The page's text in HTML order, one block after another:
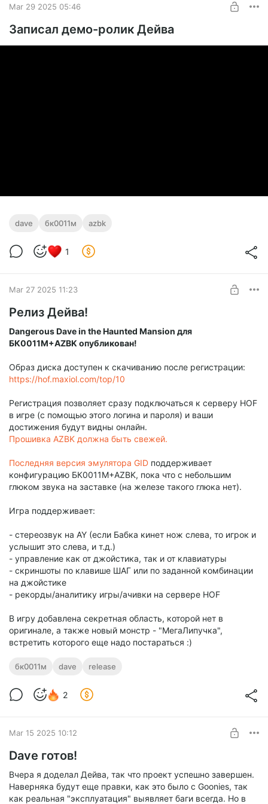
Mar 29 2025 05:46
Записал демо-ролик Дейва
dave бк0011м azbk
1
Mar 27 2025 11:23
Релиз Дейва!
Dangerous Dave in the Haunted Mansion для
БК0011М+AZBK опубликован!
Образ диска доступен к скачиванию после регистрации:
https://hof.maxiol.com/top/10
Регистрация позволяет сразу подключаться к серверу HOF
в игре (с помощью этого логина и пароля) и ваши
достижения будут видны онлайн.
Прошивка AZBK должна быть свежей.
Последняя версия эмулятора GID поддерживает
конфигурацию БК0011М+AZBK, пока что с небольшим
глюком звука на заставке (на железе такого глюка нет).
Игра поддерживает:
- стереозвук на AY (если Бабка кинет нож слева, то игрок и
услышит это слева, и т.д.)
- управление как от джойстика, так и от клавиатуры
- скриншоты по клавише ШАГ или по заданной комбинации
на джойстике
- рекорды/аналитику игры/ачивки на сервере HOF
В игру добавлена секретная область, которой нет в
оригинале, а также новый монстр - "МегаЛипучка",
встретить которого еще надо постараться :)
бк0011м dave release
2
Mar 15 2025 10:12
Dave готов!
Вчера я доделал Дейва, так что проект успешно завершен.
Наверняка будут еще правки, как это было с Goonies, так
как реальная "эксплуатация" выявляет баги всегда. Но в